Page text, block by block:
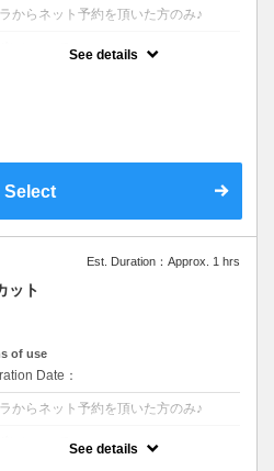
からネット予約を頂いた方のみ♪
See details
Select
Est. Duration：Approx. 1 hrs
ット
of use
Date：
からネット予約を頂いた方のみ♪
See details